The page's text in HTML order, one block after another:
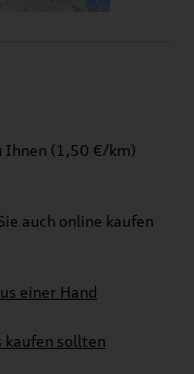
Ihnen (1,50 €/km)
auch online kaufen
einer Hand
kaufen sollten